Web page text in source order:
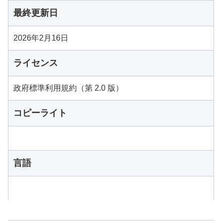
最終更新日
2026年2月16日
ライセンス
政府標準利用規約（第 2.0 版）
コピーライト
言語